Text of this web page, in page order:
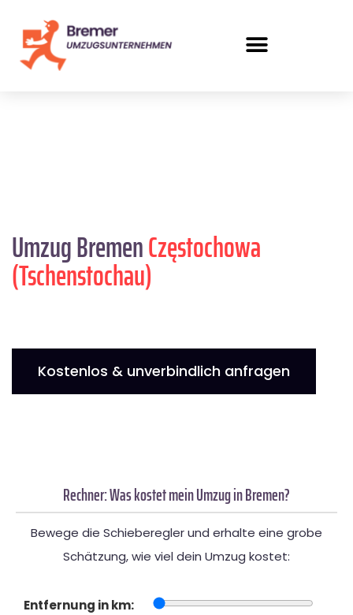
Umzug BremenCzęstochowa
(Tschenstochau)
Kostenlos & unverbindlich anfragen
Rechner: Was kostet mein Umzug in Bremen?
Bewege die Schieberegler und erhalte eine grobe
Schätzung, wie viel dein Umzug kostet:
Entfernung in km: